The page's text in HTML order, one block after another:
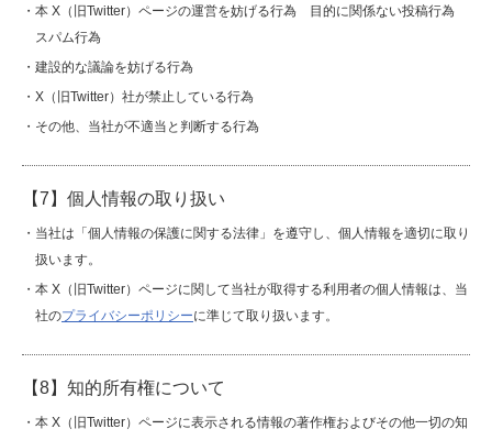
・本 X（旧Twitter）ページの運営を妨げる行為 目的に関係ない投稿行為
スパム行為
・建設的な議論を妨げる行為
・X（旧Twitter）社が禁止している行為
・その他、当社が不適当と判断する行為
【7】個人情報の取り扱い
・当社は「個人情報の保護に関する法律」を遵守し、個人情報を適切に取り
扱います。
・本 X（旧Twitter）ページに関して当社が取得する利用者の個人情報は、当
社のプライバシーポリシーに準じて取り扱います。
【8】知的所有権について
・本 X（旧Twitter）ページに表示される情報の著作権およびその他一切の知